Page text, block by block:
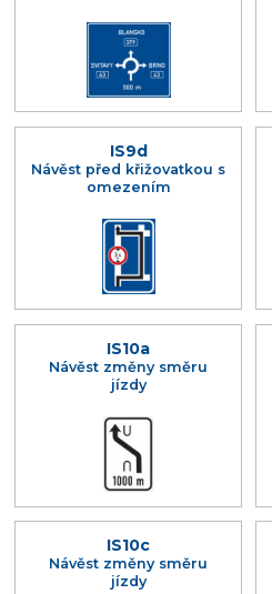
IS9d
Návěst před křižovatkou s
omezením
IS10a
Návěst změny směru
jízdy
IS10c
Návěst změny směru
jízdy